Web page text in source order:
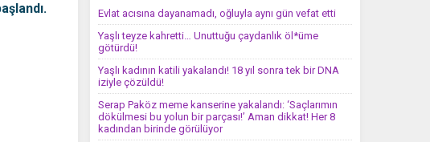
Evlat acısına dayanamadı, oğluyla aynı gün vefat etti
Yaşlı teyze kahretti… Unuttuğu çaydanlık öl*üme
götürdü!
Yaşlı kadının katili yakalandı! 18 yıl sonra tek bir DNA
iziyle çözüldü!
Serap Paköz meme kanserine yakalandı: ‘Saçlarımın
dökülmesi bu yolun bir parçası!’ Aman dikkat! Her 8
kadından birinde görülüyor